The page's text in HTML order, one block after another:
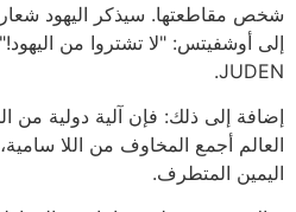
شخص مقاطعتها. سيذكر اليهود شعار
JUDEN.
إضافة إلى ذلك: فإن آلية دولية من
العالم أجمع المخاوف من اللا
اليمين المتطرف.